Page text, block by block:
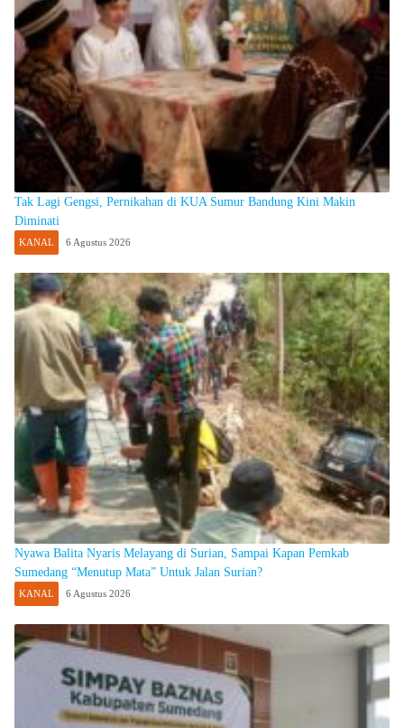
Tak Lagi Gengsi, Pernikahan di KUA Sumur Bandung Kini Makin
Diminati
KANAL 6 Agustus 2026
Nyawa Balita Nyaris Melayang di Surian, Sampai Kapan Pemkab
Sumedang “Menutup Mata” Untuk Jalan Surian?
KANAL 6 Agustus 2026